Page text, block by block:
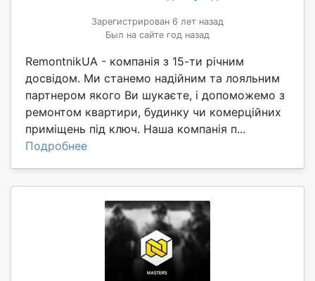
Зарегистрирован 6 лет назад
Был на сайте год назад
RemontnikUA - компанія з 15-ти річним
досвідом. Ми станемо надійним та лояльним
партнером якого Ви шукаєте, і допоможемо з
ремонтом квартири, будинку чи комерційних
приміщень під ключ. Наша компанія п...
Подробнее